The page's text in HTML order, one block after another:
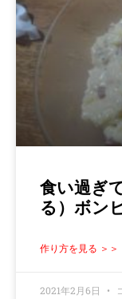
食い過ぎ
る）ボン
作り方を見る ＞＞
2021年2月6日